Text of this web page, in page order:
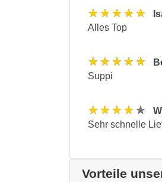
★★★★★
Alles Top
★★★★★
Suppi
★★★★★
Sehr schnelle
Vorteile